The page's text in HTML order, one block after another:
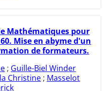
Mathématiques pour
Mise en abyme d'un
de formateurs.
; Guille-Biel Winder
Christine ; Masselot